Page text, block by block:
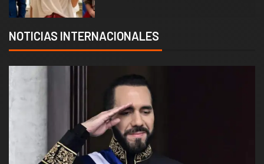
NOTICIAS INTERNACIONALES